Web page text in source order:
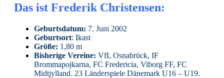
Das ist Frederik Christensen:
Geburtsdatum: 7. Juni 2002
Geburtsort: Ikast
Größe: 1,80 m
Bisherige Vereine: VfL Osnabrück, IF
Brommapojkarna, FC Fredericia, Viborg FF, FC
Midtjylland. 23 Länderspiele Dänemark U16 – U19.